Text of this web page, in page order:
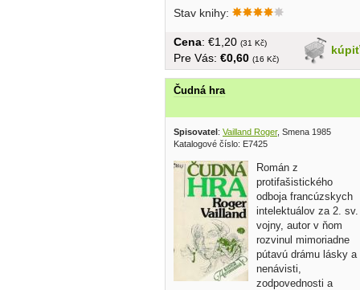
Stav knihy:
kúpiť
Cena: €1,20 (31 Kč)
Pre Vás: €0,60 (16 Kč)
Čudná hra
Spisovatel: Vailland Roger, Smena 1985
Katalogové číslo: E7425
Román z
protifašistického
odboja francúzskych
intelektuálov za 2. sv.
vojny, autor v ňom
rozvinul mimoriadne
pútavú drámu lásky a
nenávisti,
zodpovednosti a